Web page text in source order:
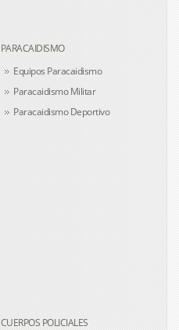
PARACAIDISMO
Equipos Paracaidismo
Paracaidismo Militar
Paracaidismo Deportivo
CUERPOS POLICIALES